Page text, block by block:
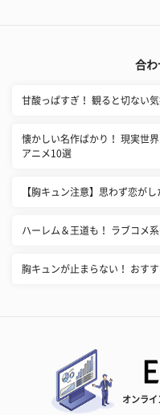
合わ
甘酸っぱすぎ！ 観ると切ない
懐かしい名作ばかり！ 現実世
アニメ10選
【胸キュン注意】思わず恋が
ハーレム＆王道も！ ラブコメ
胸キュンが止まらない！ おす
オンラ